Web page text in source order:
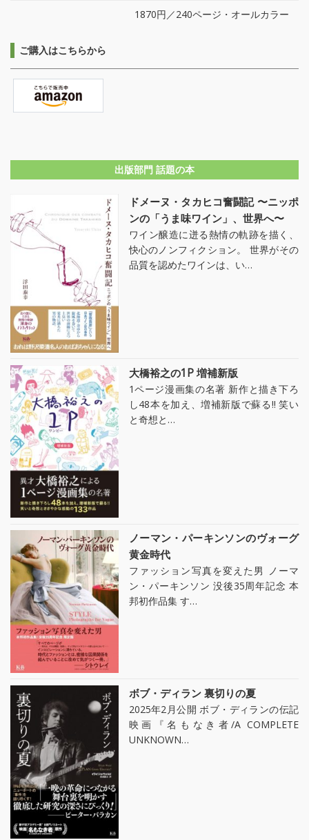
1870円／240ページ・オールカラー
ご購入はこちらから
出版部門 話題の本
ドメーヌ・タカヒコ奮闘記 〜ニッポ
ンの「うま味ワイン」、世界へ〜
ワイン醸造に迸る熱情の軌跡を描く、
快心のノンフィクション。 世界がその
品質を認めたワインは、い…
大橋裕之の1P 増補新版
1ページ漫画集の名著 新作と描き下ろ
し48本を加え、増補新版で蘇る!! 笑い
と奇想と…
ノーマン・パーキンソンのヴォーグ
黄金時代
ファッション写真を変えた男 ノーマ
ン・パーキンソン 没後35周年記念 本
邦初作品集 す…
ボブ・ディラン 裏切りの夏
2025年2月公開 ボブ・ディランの伝記
映画『名もなき者/A COMPLETE
UNKNOWN…